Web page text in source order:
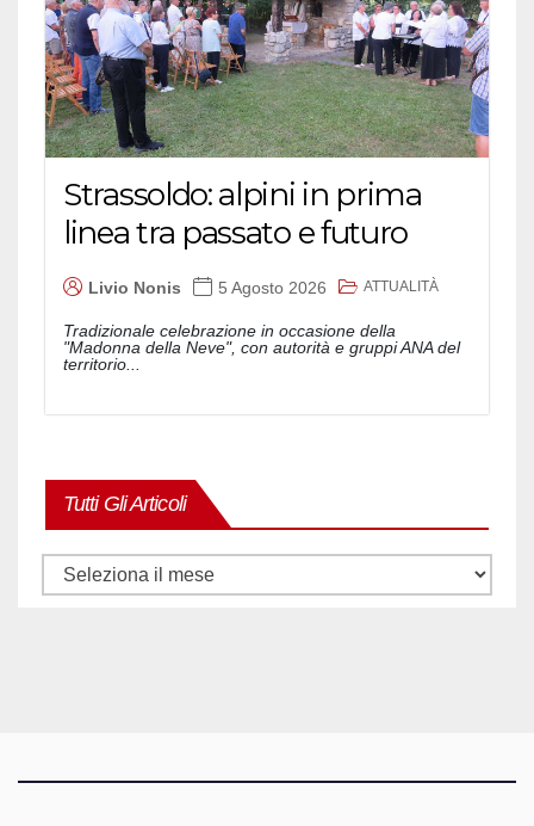
Strassoldo: alpini in prima
linea tra passato e futuro
Livio Nonis 5 Agosto 2026 ATTUALITÀ
Tradizionale celebrazione in occasione della
"Madonna della Neve", con autorità e gruppi ANA del
territorio...
Tutti Gli Articoli
Tutti